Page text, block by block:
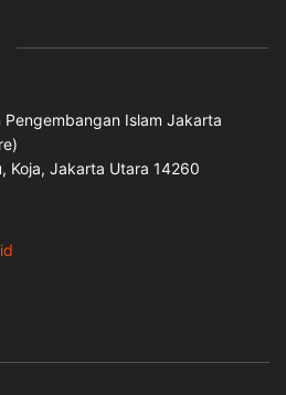
Pengembangan Islam Jakarta
Koja, Jakarta Utara 14260